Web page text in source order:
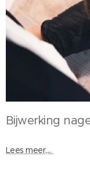
Bijwerking
Lees meer,...